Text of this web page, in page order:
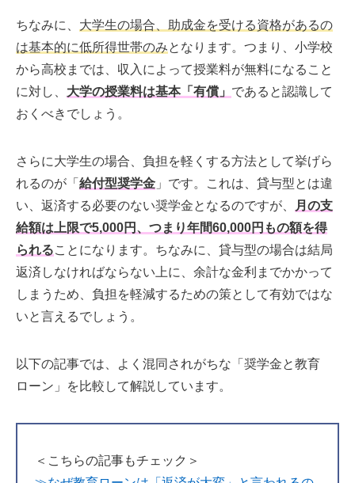
ちなみに、 大学生の場合、助成金を受ける資格があるの
は基本的に低所得世帯のみとなります。つまり、小学校
から高校までは、収入によって授業料が無料になること
に対し、 大学の授業料は基本「有償」 であると認識して
おくべきでしょう。
さらに大学生の場合、負担を軽くする方法として挙げら
れるのが「 給付型奨学金 」です。これは、貸与型とは違
い、返済する必要のない奨学金となるのですが、
月の支
給額は上限で5,000円、つまり年間60,000円もの額を得
られることになります。ちなみに、貸与型の場合は結局
返済しなければならない上に、余計な金利までかかって
しまうため、負担を軽減するための策として有効ではな
いと言えるでしょう。
以下の記事では、よく混同されがちな「奨学金と教育
ローン」を比較して解説しています。
＜こちらの記事もチェック＞